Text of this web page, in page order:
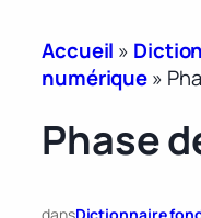
Accueil »
numérique»
Phase